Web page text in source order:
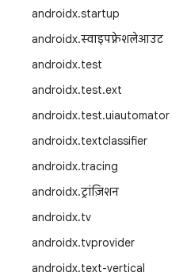
androidx.startup
androidx.स्वाइपफ़्रेशलेआउट
androidx.test
androidx.test.ext
androidx.test.uiautomator
androidx.textclassifier
androidx.tracing
androidx.ट्रांज़िशन
androidx.tv
androidx.tvprovider
androidx.text-vertical